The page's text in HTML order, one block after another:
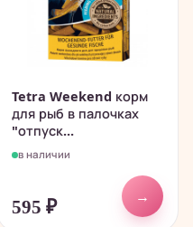
Tetra Weekend корм
для рыб в палочках
"отпуск...
в наличии
595 ₽
→